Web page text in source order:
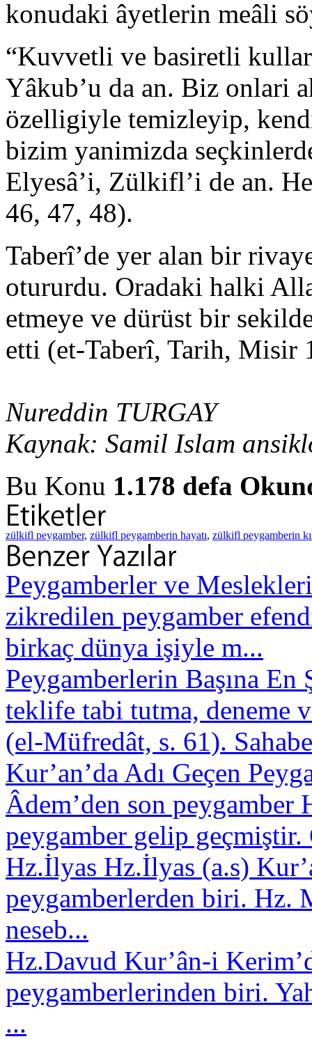
konudaki âyetlerin meâli
“Kuvvetli ve basiretli
Yâkub’u da an. Biz onlari
özelligiyle temizleyip,
bizim yanimizda
Elyesâ’i, Zülkifl’i de an.
46, 47, 48).
Taberî’de yer alan bir
otururdu. Oradaki halki
etmeye ve dürüst bir
etti (et-Taberî, Tarih, Misir
Nureddin TURGAY
Kaynak: Samil Islam
Bu Konu 1.178 defa
zülkifl peygamber, zülkifl peygamberin hayatı, zülkifl peygamberin
Peygamberler ve Meslekleri
zikredilen peygamber
birkaç dünya işiyle m...
Peygamberlerin Başına
teklife tabi tutma, deneme
(el-Müfredât, s. 61).
Kur’an’da Adı Geçen
Âdem’den son peygamber
peygamber gelip
Hz.İlyas Hz.İlyas (a.s)
peygamberlerden biri. Hz.
neseb...
Hz.Davud Kur’ân-i
peygamberlerinden biri.
...